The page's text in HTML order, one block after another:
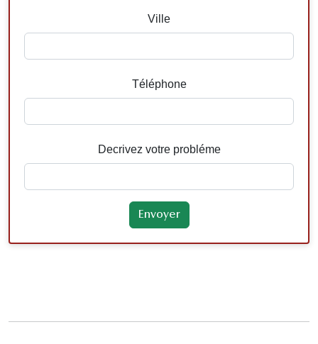
Ville
Téléphone
Decrivez votre probléme